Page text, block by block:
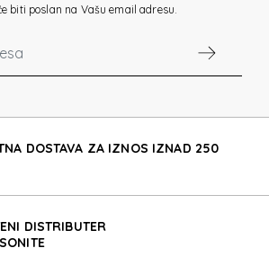
biti poslan na Vašu email adresu.
DOSTAVA ZA IZNOS IZNAD 250
DISTRIBUTER